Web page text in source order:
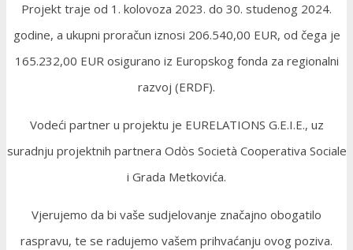
Projekt traje od 1. kolovoza 2023. do 30. studenog 2024.
godine, a ukupni proračun iznosi 206.540,00 EUR, od čega je
165.232,00 EUR osigurano iz Europskog fonda za regionalni
razvoj (ERDF).
Vodeći partner u projektu je EURELATIONS G.E.I.E., uz
suradnju projektnih partnera Odòs Società Cooperativa Sociale
i Grada Metkovića.
Vjerujemo da bi vaše sudjelovanje značajno obogatilo
raspravu, te se radujemo vašem prihvaćanju ovog poziva.